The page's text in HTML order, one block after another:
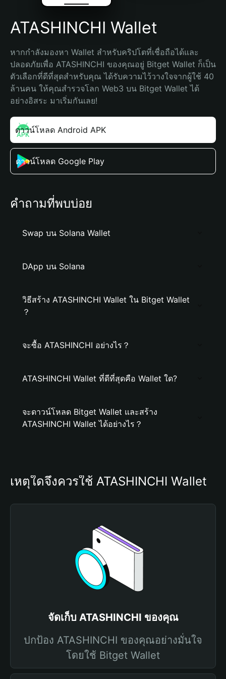
ATASHINCHI Wallet
หากกำลังมองหา Wallet สำหรับคริปโตที่เชื่อถือได้และ
ปลอดภัยเพื่อ ATASHINCHI ของคุณอยู่ Bitget Wallet ก็เป็น
ตัวเลือกที่ดีที่สุดสำหรับคุณ ได้รับความไว้วางใจจากผู้ใช้ 40
ล้านคน ให้คุณสำรวจโลก Web3 บน Bitget Wallet ได้
อย่างอิสระ มาเริ่มกันเลย!
ดาวน์โหลด Android APK
ดาวน์โหลด Google Play
คำถามที่พบบ่อย
Swap บน Solana Wallet
DApp บน Solana
วิธีสร้าง ATASHINCHI Wallet ใน Bitget Wallet
？
จะซื้อ ATASHINCHI อย่างไร？
ATASHINCHI Wallet ที่ดีที่สุดคือ Wallet ใด?
จะดาวน์โหลด Bitget Wallet และสร้าง
ATASHINCHI Wallet ได้อย่างไร？
เหตุใดจึงควรใช้ ATASHINCHI Wallet
จัดเก็บ ATASHINCHI ของคุณ
ปกป้อง ATASHINCHI ของคุณอย่างมั่นใจ
โดยใช้ Bitget Wallet